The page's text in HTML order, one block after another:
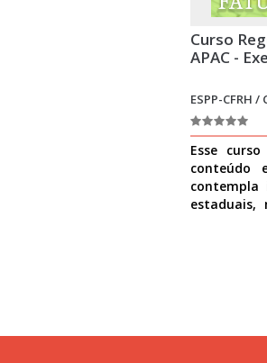
Curso
APAC -
ESPP-CFRH /
Esse
conteúdo
contempla
estaduais,